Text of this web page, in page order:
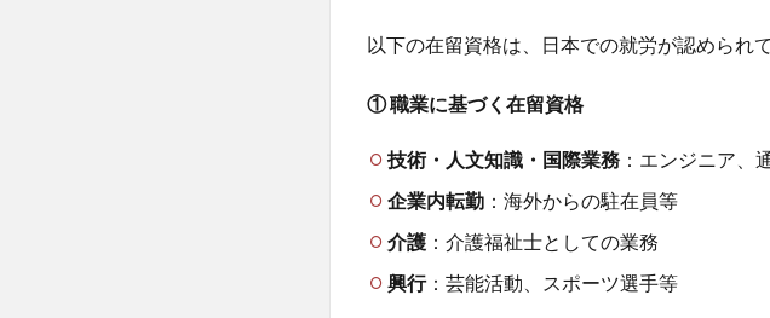
以下の在留資格は、日本での就労が認められて
① 職業に基づく在留資格
技術・人文知識・国際業務 ：エンジニア、
企業内転勤 ：海外からの駐在員等
介護 ：介護福祉士としての業務
興行：芸能活動、スポーツ選手等